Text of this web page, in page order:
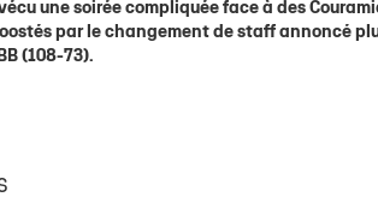
une soirée compliquée face à des
par le changement de staff annoncé
(108-73).